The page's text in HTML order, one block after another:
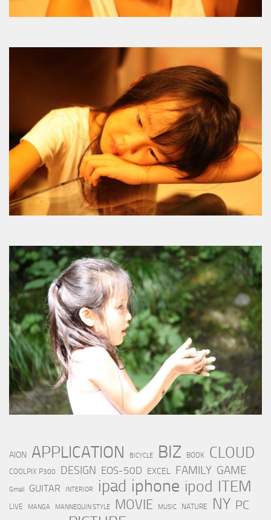
AION APPLICATION BICYCLE BIZ BOOK CLOUD
COOLPIX P300 DESIGN EOS-50D EXCEL FAMILY GAME
Gmail GUITAR INTERIOR ipad iphone ipod ITEM
LIVE MANGA MANNEQUIN STYLE MOVIE MUSIC NATURE NY PC